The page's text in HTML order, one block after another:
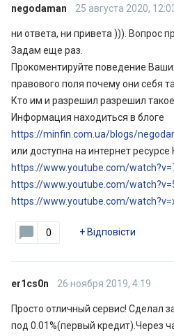
negodaman 25 августа 2020,
ни ответа, ни привета ))). Вопрос
Задам еще раз.
Прокоментируйте поведение
правового поля почему они себя
Кто им и разрешил разрешил
Информация находиться в блоге
https://minfin.com.ua/blogs/
или доступна на интернет
https://www.youtube.com/
https://www.youtube.com/
https://www.youtube.com/
0 + Відповісти
er1cs0n 26 ноября 2019, 4:19
Просто отличный сервис! Сделал
под 0.01%(первый кредит).Через